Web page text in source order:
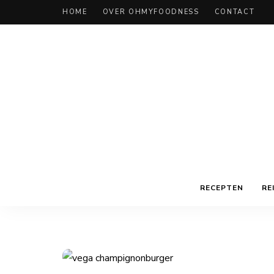
HOME OVER OHMYFOODNESS CONTACT
RECEPTEN